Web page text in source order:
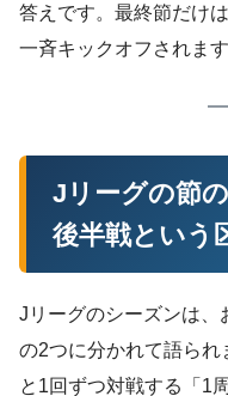
答えです。最終節だけ
一斉キックオフされま
Jリーグの節
後半戦という
Jリーグのシーズンは、
の2つに分かれて語ら
と1回ずつ対戦する「1